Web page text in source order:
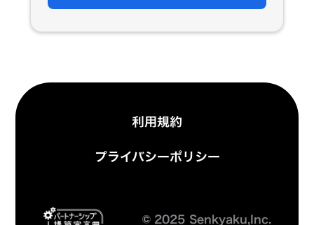
利用規約
プライバシーポリシー
©︎ 2025 Senkyaku,Inc.